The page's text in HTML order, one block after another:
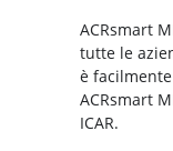
ACRsmart
tutte le
è
ACRsmart
ICAR.